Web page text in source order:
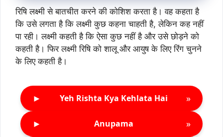
रिषि लक्ष्मी से बातचीत करने की कोशिश करता है। वह कहता है
कि उसे लगता है कि लक्ष्मी कुछ कहना चाहती है, लेकिन कह नहीं
पा रही। लक्ष्मी कहती है कि ऐसा कुछ नहीं है और उसे छोड़ने को
कहती है। फिर लक्ष्मी रिषि को शालू और आयुष के लिए रिंग चुनने
के लिए कहती है।
► Yeh Rishta Kya Kehlata Hai »
► Anupama »